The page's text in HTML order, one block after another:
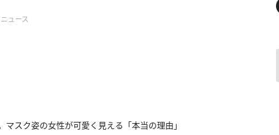
ュース
マスク姿の女性が可愛く見える「本当の理由」